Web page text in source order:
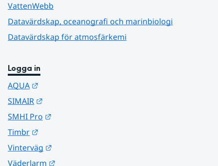
VattenWebb
Datavärdskap, oceanografi och marinbiologi
Datavärdskap för atmosfärkemi
Logga in
AQUA
SIMAIR
SMHI Pro
Timbr
Vinterväg
Väderlarm